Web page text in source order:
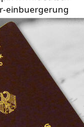
einbuergerung